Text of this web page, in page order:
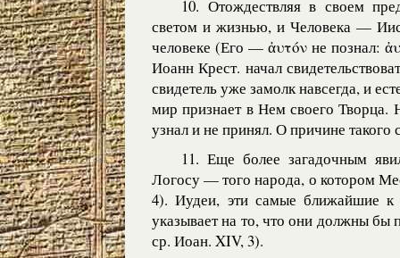
10. Отождествляя в своем
светом и жизнью, и Человека —
человеке (Его — ἀυτόν не познал:
Иоанн Крест. начал
свидетель уже замолк навсегда, и
мир признает в Нем своего Творца.
узнал и не принял. О причине такого
11. Еще более загадочным
Логосу — того народа, о котором
4). Иудеи, эти самые ближайшие
указывает на то, что они должны бы
ср. Иоан. XIV, 3).